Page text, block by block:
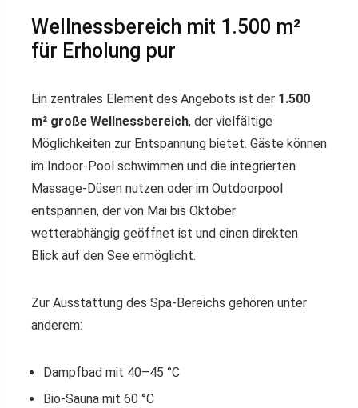
Wellnessbereich mit 1.500 m²
für Erholung pur
Ein zentrales Element des Angebots ist der 1.500
m² große Wellnessbereich, der vielfältige
Möglichkeiten zur Entspannung bietet. Gäste können
im Indoor-Pool schwimmen und die integrierten
Massage-Düsen nutzen oder im Outdoorpool
entspannen, der von Mai bis Oktober
wetterabhängig geöffnet ist und einen direkten
Blick auf den See ermöglicht.
Zur Ausstattung des Spa-Bereichs gehören unter
anderem:
Dampfbad mit 40–45 °C
Bio-Sauna mit 60 °C